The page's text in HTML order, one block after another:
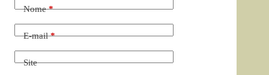
Nome*
E-mail*
Site